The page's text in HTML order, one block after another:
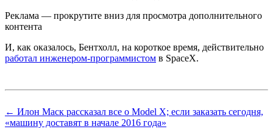
Реклама — прокрутите вниз для просмотра дополнительного
контента
И, как оказалось, Бентхолл, на короткое время, действительно
работал инженером-программистом в SpaceX.
← Илон Маск рассказал все о Model X; если заказать сегодня,
«машину доставят в начале 2016 года»